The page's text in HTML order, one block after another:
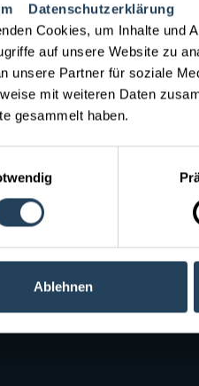
Datenschutzerklärung
Cookies, um Inhalte und
auf unsere Website zu
unsere Partner für soziale
mit weiteren Daten
gesammelt haben.
Ablehnen
seit über